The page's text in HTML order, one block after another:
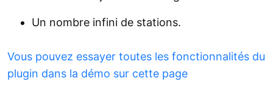
Un nombre infini de stations.
Vous pouvez essayer toutes les fonctionnalités du
plugin dans la démo sur cette page